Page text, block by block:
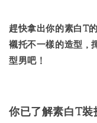
趕快拿出你的素白T
襯托不一樣的造型，
型男吧！
你已了解素白T裝